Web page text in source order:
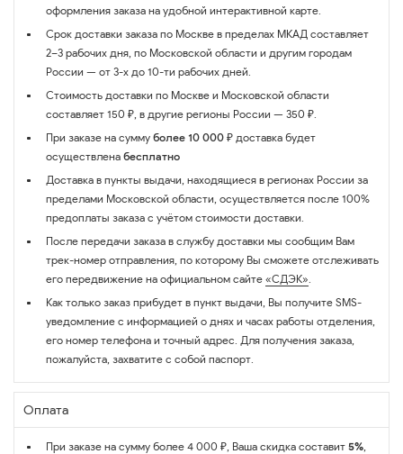
оформления заказа на удобной интерактивной карте.
Срок доставки заказа по Москве в пределах МКАД составляет
2–3 рабочих дня, по Московской области и другим городам
России — от 3-х до 10-ти рабочих дней.
Стоимость доставки по Москве и Московской области
составляет 150 ₽, в другие регионы России — 350 ₽.
При заказе на сумму более 10 000 ₽ доставка будет
осуществлена бесплатно
Доставка в пункты выдачи, находящиеся в регионах России за
пределами Московской области, осуществляется после 100%
предоплаты заказа с учётом стоимости доставки.
После передачи заказа в службу доставки мы сообщим Вам
трек-номер отправления, по которому Вы сможете отслеживать
его передвижение на официальном сайте «СДЭК».
Как только заказ прибудет в пункт выдачи, Вы получите SMS-
уведомление с информацией о днях и часах работы отделения,
его номер телефона и точный адрес. Для получения заказа,
пожалуйста, захватите с собой паспорт.
Оплата
При заказе на сумму более 4 000 ₽, Ваша скидка составит 5%,